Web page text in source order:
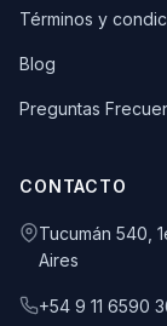
Términos y
Blog
Preguntas
CONTACTO
Tucumán 540,
Aires
+54 9 11 6590